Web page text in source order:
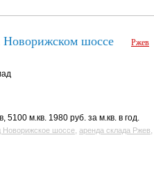
Новорижском шоссе Ржев
5100 м.кв. 1980 руб. за м.кв. в год.
Новорижское шоссе, аренда склада Ржев,